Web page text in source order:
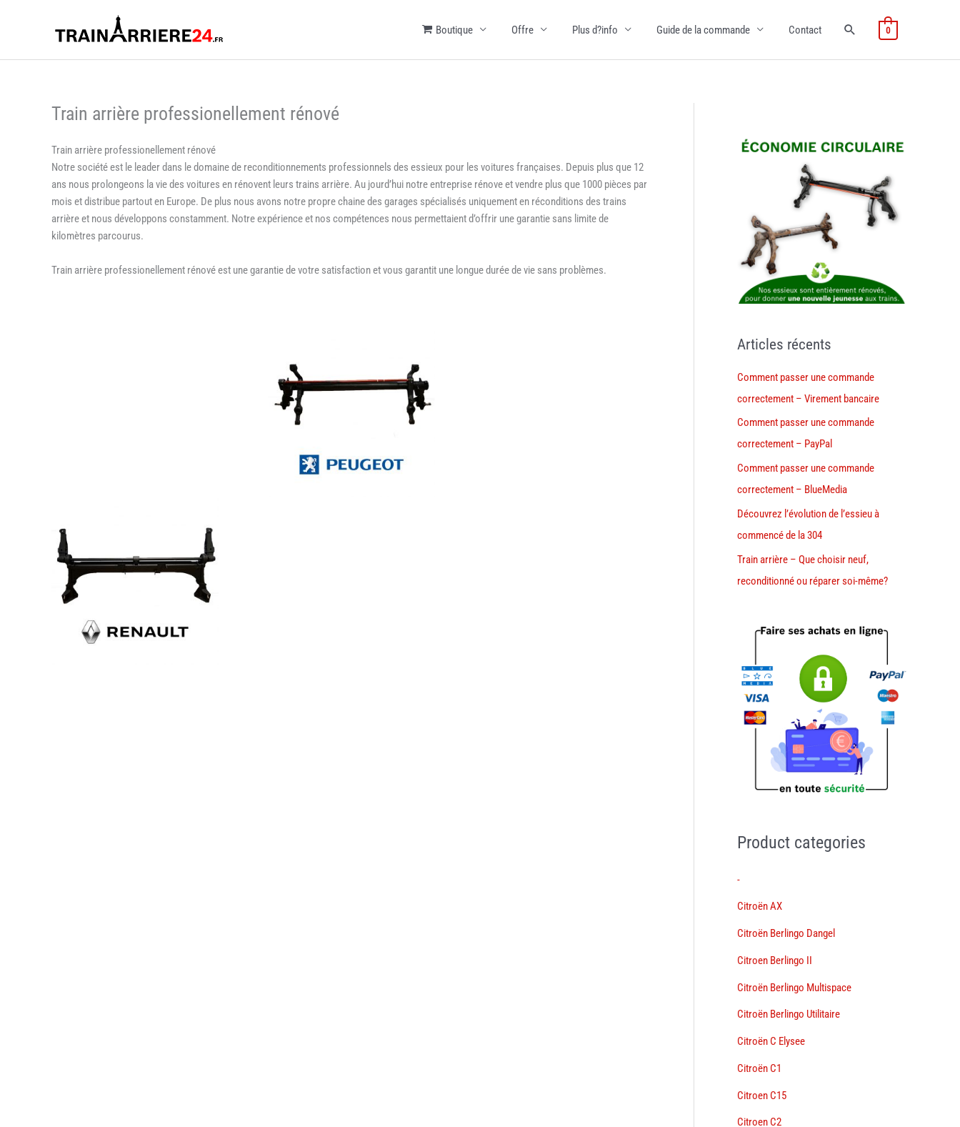
Boutique Offre Plus d?info Guide de la commande Contact 0
Train arrière professionellement rénové
Train arrière professionellement rénové
Notre société est le leader dans le domaine de reconditionnements professionnels des essieux pour les voitures françaises. Depuis plus que 12
ans nous prolongeons la vie des voitures en rénovent leurs trains arrière. Au jourd’hui notre entreprise rénove et vendre plus que 1000 pièces par
mois et distribue partout en Europe. De plus nous avons notre propre chaine des garages spécialisés uniquement en réconditions des trains
arrière et nous développons constamment. Notre expérience et nos compétences nous permettaient d’offrir une garantie sans limite de
kilomètres parcourus.
Train arrière professionellement rénové est une garantie de votre satisfaction et vous garantit une longue durée de vie sans problèmes.
Articles récents
Comment passer une commande
correctement – Virement bancaire
Comment passer une commande
correctement – PayPal
Comment passer une commande
correctement – BlueMedia
Découvrez l’évolution de l’essieu à
commencé de la 304
Train arrière – Que choisir neuf,
reconditionné ou réparer soi-même?
Product categories
-
Citroën AX
Citroën Berlingo Dangel
Citroen Berlingo II
Citroën Berlingo Multispace
Citroën Berlingo Utilitaire
Citroën C Elysee
Citroën C1
Citroen C15
Citroen C2